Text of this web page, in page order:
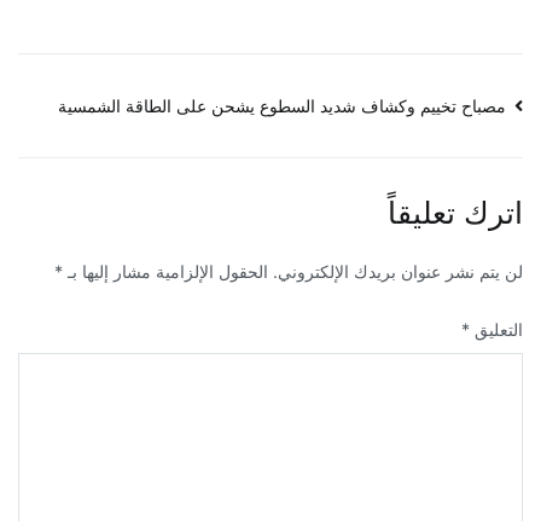
تصفّح
مصباح تخييم وكشاف شديد السطوع يشحن على الطاقة الشمسية
اترك تعليقاً
لن يتم نشر عنوان بريدك الإلكتروني. الحقول الإلزامية مشار إليها بـ *
التعليق *